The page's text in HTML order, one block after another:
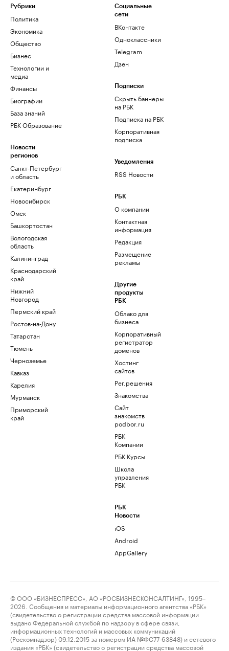
Рубрики
Политика
Экономика
Общество
Бизнес
Технологии и
медиа
Финансы
Биографии
База знаний
РБК Образование
Новости
регионов
Санкт-Петербург
и область
Екатеринбург
Новосибирск
Омск
Башкортостан
Вологодская
область
Калининград
Краснодарский
край
Нижний
Новгород
Пермский край
Ростов-на-Дону
Татарстан
Тюмень
Черноземье
Кавказ
Карелия
Мурманск
Приморский
край
Социальные
сети
ВКонтакте
Одноклассники
Telegram
Дзен
Подписки
Скрыть баннеры
на РБК
Подписка на РБК
Корпоративная
подписка
Уведомления
RSS Новости
РБК
О компании
Контактная
информация
Редакция
Размещение
рекламы
Другие
продукты
РБК
Облако для
бизнеса
Корпоративный
регистратор
доменов
Хостинг
сайтов
Рег.решения
Знакомства
Сайт
знакомств
podbor.ru
РБК
Компании
РБК Курсы
Школа
управления
РБК
РБК
Новости
iOS
Android
AppGallery
© ООО «БИЗНЕСПРЕСС», АО «РОСБИЗНЕСКОНСАЛТИНГ», 1995–
2026. Сообщения и материалы информационного агентства «РБК»
(свидетельство о регистрации средства массовой информации
выдано Федеральной службой по надзору в сфере связи,
информационных технологий и массовых коммуникаций
(Роскомнадзор) 09.12.2015 за номером ИА №ФС77-63848) и сетевого
издания «РБК» (свидетельство о регистрации средства массовой